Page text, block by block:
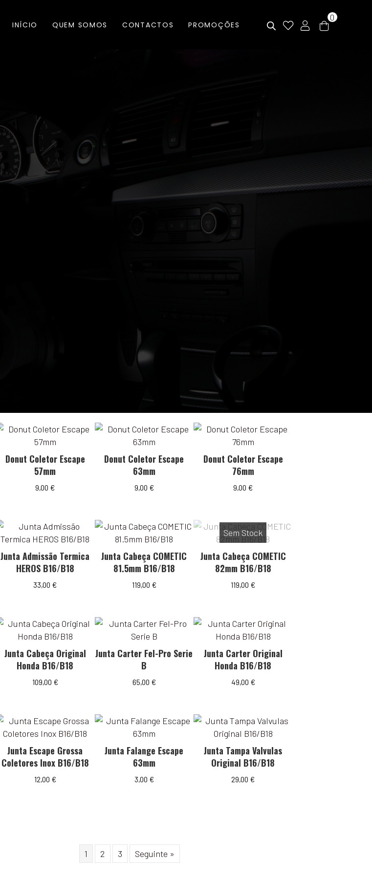
INÍCIO QUEM SOMOS CONTACTOS PROMOÇÕES
0
Donut Coletor Escape
57mm
9,00 €
Donut Coletor Escape
63mm
9,00 €
Donut Coletor Escape
76mm
9,00 €
Junta Admissão Termica
HEROS B16/B18
33,00 €
Junta Cabeça COMETIC
81.5mm B16/B18
119,00 €
Sem Stock
Junta Cabeça COMETIC
82mm B16/B18
119,00 €
Junta Cabeça Original
Honda B16/B18
109,00 €
Junta Carter Fel-Pro Serie
B
65,00 €
Junta Carter Original
Honda B16/B18
49,00 €
Junta Escape Grossa
Coletores Inox B16/B18
12,00 €
Junta Falange Escape
63mm
3,00 €
Junta Tampa Valvulas
Original B16/B18
29,00 €
1 2 3 Seguinte »